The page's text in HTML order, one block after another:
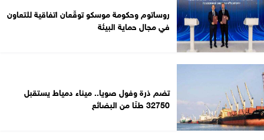
روساتوم وحكومة موسكو توقّعان اتفاقية للتعاون
في مجال حماية البيئة
تضم ذرة وفول صويا.. ميناء دمياط يستقبل
32750 طنًا من البضائع